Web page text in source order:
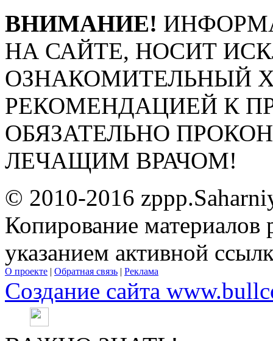
ВНИМАНИЕ!
НА САЙТЕ, НОСИТ
ОЗНАКОМИТЕЛЬНЫЙ
РЕКОМЕНДАЦИЕЙ К
ОБЯЗАТЕЛЬНО
ЛЕЧАЩИМ ВРАЧОМ!
© 2010-2016
Копирование материалов
указанием активной
О проекте | Обратная связь | Реклама
Создание сайта